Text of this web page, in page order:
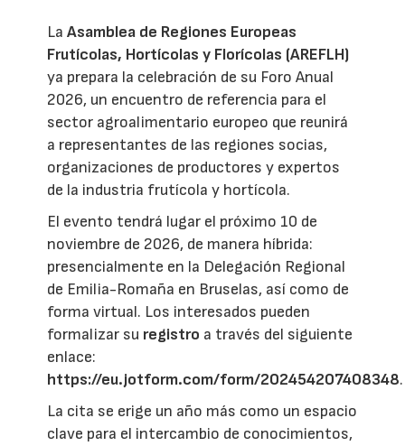
LaAsamblea de Regiones Europeas
Frutícolas, Hortícolas y Florícolas (AREFLH)
ya prepara la celebración de su Foro Anual
2026, un encuentro de referencia para el
sector agroalimentario europeo que reunirá
a representantes de las regiones socias,
organizaciones de productores y expertos
de la industria frutícola y hortícola.
El evento tendrá lugar el próximo 10 de
noviembre de 2026, de manera híbrida:
presencialmente en la Delegación Regional
de Emilia-Romaña en Bruselas, así como de
forma virtual. Los interesados pueden
formalizar su registro a través del siguiente
enlace:
https://eu.jotform.com/form/202454207408348.
La cita se erige un año más como un espacio
clave para el intercambio de conocimientos,